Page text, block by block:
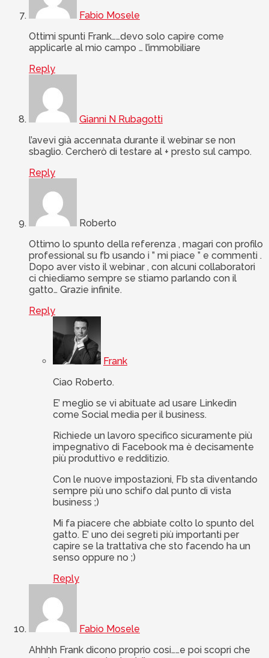
Fabio Mosele
Ottimi spunti Frank……devo solo capire come
applicarle al mio campo … l’immobiliare
Reply
Gianni N Rubagotti
l’avevi già accennata durante il webinar se non
sbaglio. Cercherò di testare al + presto sul campo.
Reply
Roberto
Ottimo lo spunto della referenza , magari con profilo
professional su fb usando i ” mi piace ” e commenti .
Dopo aver visto il webinar , con alcuni collaboratori
ci chiediamo sempre se stiamo parlando con il
gatto… Grazie infinite.
Reply
Frank
Ciao Roberto.
E’ meglio se vi abituate ad usare Linkedin
come Social media per il business.
Richiede un lavoro specifico sicuramente più
impegnativo di Facebook ma è decisamente
più produttivo e redditizio.
Con le nuove impostazioni, Fb sta diventando
sempre più uno schifo dal punto di vista
business ;)
Mi fa piacere che abbiate colto lo spunto del
gatto. E’ uno dei segreti più importanti per
capire se la trattativa che sto facendo ha un
senso oppure no ;)
Reply
Fabio Mosele
Ahhhh Frank dicono proprio cosi……e poi scopri che